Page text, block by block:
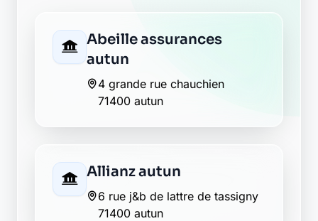
Abeille assurances
autun
4 grande rue chauchien
71400 autun
Allianz autun
6 rue j&b de lattre de tassigny
71400 autun